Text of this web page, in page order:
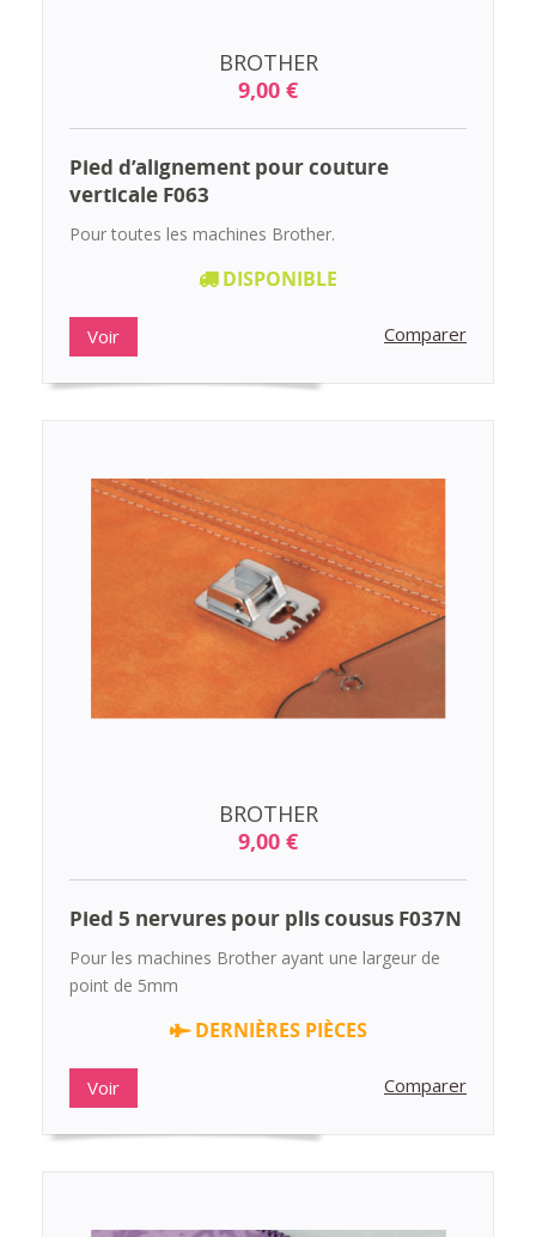
BROTHER
9,00 €
Pied d’alignement pour couture
verticale F063
Pour toutes les machines Brother.
DISPONIBLE
Voir Comparer
BROTHER
9,00 €
Pied 5 nervures pour plis cousus F037N
Pour les machines Brother ayant une largeur de
point de 5mm
DERNIÈRES PIÈCES
Voir Comparer